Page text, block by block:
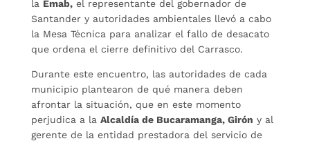
la Emab,el representante del gobernador de
Santander y autoridades ambientales llevó a cabo
la Mesa Técnica para analizar el fallo de desacato
que ordena el cierre definitivo del Carrasco.
Durante este encuentro, las autoridades de cada
municipio plantearon de qué manera deben
afrontar la situación, que en este momento
perjudica a la Alcaldía de Bucaramanga, Girón y al
gerente de la entidad prestadora del servicio de